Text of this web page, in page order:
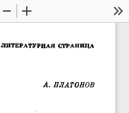
Zoom
ЛИТЕРАТУРНАЯ СТРАНИЦА
А.  ПЛАТОНОВ